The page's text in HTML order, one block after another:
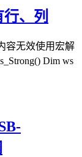
行、列
容无效使用宏解
Dim ws